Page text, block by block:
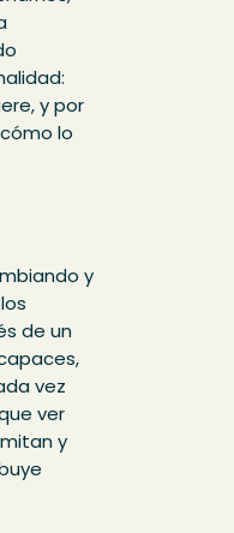
y por
lo
y
de un
vez
ver
y